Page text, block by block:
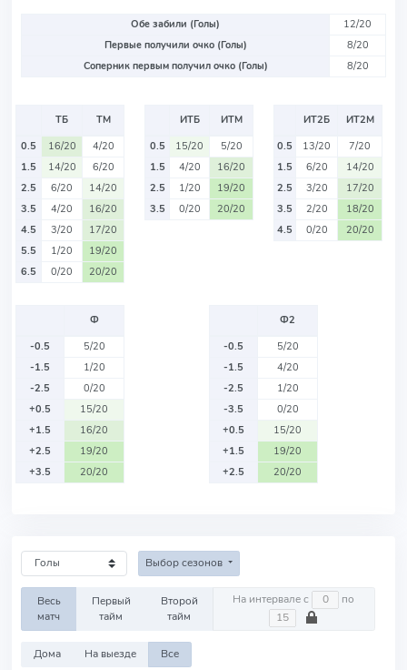
Обе забили (Голы)
12/20
Первые получили очко (Голы)
8/20
Соперник первым получил очко (Голы)
8/20
ТБ
ТМ
0.5
16/20
4/20
1.5
14/20
6/20
2.5
6/20
14/20
3.5
4/20
16/20
4.5
3/20
17/20
5.5
1/20
19/20
6.5
0/20 20/20
ИТБ
ИТМ
0.5
15/20
5/20
1.5
4/20
16/20
2.5
1/20
19/20
3.5
0/20 20/20
ИТ2Б
ИТ2М
0.5
13/20
7/20
1.5
6/20
14/20
2.5
3/20
17/20
3.5
2/20
18/20
4.5
0/20 20/20
Ф
-0.5
5/20
-1.5
1/20
-2.5
0/20
+0.5
15/20
+1.5
16/20
+2.5
19/20
+3.5
20/20
Ф2
-0.5
5/20
-1.5
4/20
-2.5
1/20
-3.5
0/20
+0.5
15/20
+1.5
19/20
+2.5
20/20
Выбор сезонов
Весь
матч
Первый
тайм
Второй
тайм
На интервале с по
Дома На выезде Все